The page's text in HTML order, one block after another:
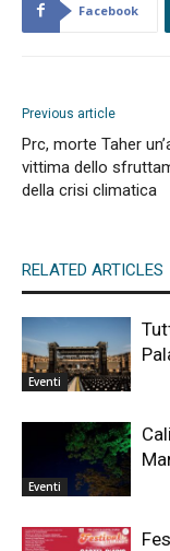
Facebook
Previous article
Prc, morte Taher
vittima dello
della crisi climatica
RELATED ARTICLES
Eventi
Eventi